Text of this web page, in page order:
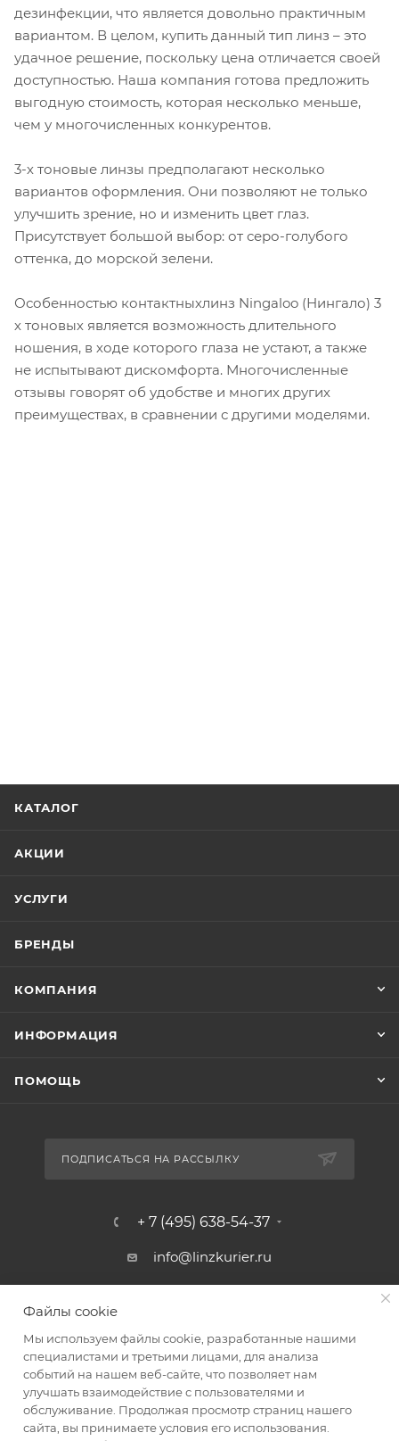
дезинфекции, что является довольно практичным
вариантом. В целом, купить данный тип линз – это
удачное решение, поскольку цена отличается своей
доступностью. Наша компания готова предложить
выгодную стоимость, которая несколько меньше,
чем у многочисленных конкурентов.
3-х тоновые линзы предполагают несколько
вариантов оформления. Они позволяют не только
улучшить зрение, но и изменить цвет глаз.
Присутствует большой выбор: от серо-голубого
оттенка, до морской зелени.
Особенностью контактныхлинз Ningaloo (Нингало) 3
х тоновых является возможность длительного
ношения, в ходе которого глаза не устают, а также
не испытывают дискомфорта. Многочисленные
отзывы говорят об удобстве и многих других
преимуществах, в сравнении с другими моделями.
КАТАЛОГ
АКЦИИ
УСЛУГИ
БРЕНДЫ
КОМПАНИЯ
ИНФОРМАЦИЯ
ПОМОЩЬ
ПОДПИСАТЬСЯ НА РАССЫЛКУ
+ 7 (495) 638-54-37
info@linzkurier.ru
Файлы cookie
Мы используем файлы cookie, разработанные нашими
специалистами и третьими лицами, для анализа
событий на нашем веб-сайте, что позволяет нам
улучшать взаимодействие с пользователями и
обслуживание. Продолжая просмотр страниц нашего
сайта, вы принимаете условия его использования.